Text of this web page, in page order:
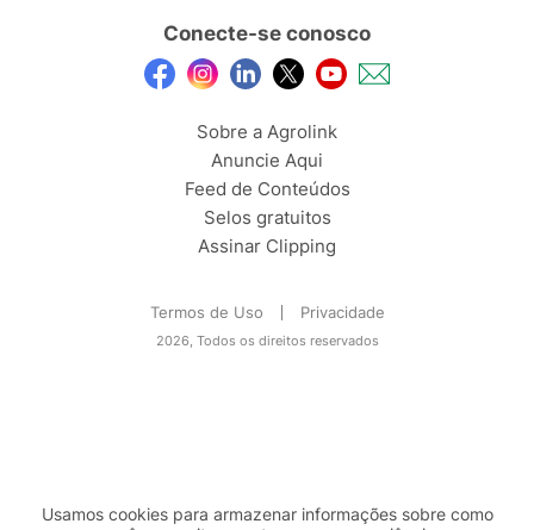
Conecte-se conosco
Sobre a Agrolink
Anuncie Aqui
Feed de Conteúdos
Selos gratuitos
Assinar Clipping
Termos de Uso Privacidade
2026, Todos os direitos reservados
Usamos cookies para armazenar informações sobre como